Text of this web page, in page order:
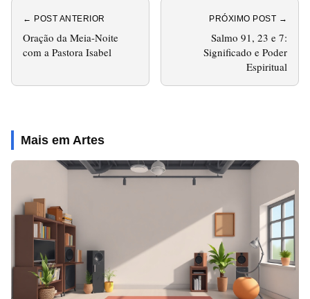
← POST ANTERIOR
Oração da Meia-Noite
com a Pastora Isabel
PRÓXIMO POST →
Salmo 91, 23 e 7:
Significado e Poder
Espiritual
Mais em Artes